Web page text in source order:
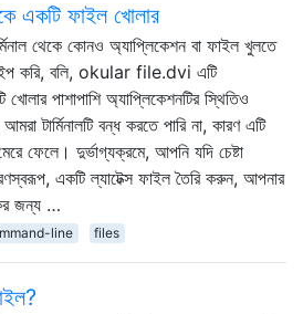
একটি ফাইল খোলার
থেকে কোনও অ্যাপ্লিকেশন বা ফাইল খুলতে
করি, বলি, okular file.dvi এটি
খোলার পাশাপাশি অ্যাপ্লিকেশনটির স্থিতিও
টার্মিনালটি বন্ধ করতে পারি না, কারণ এটি
ফেলে। দুর্ভাগ্যক্রমে, আপনি যদি চেষ্টা
একটি ল্যাটেক্স ফাইল তৈরি করুন, আপনার
জন্য …
line files